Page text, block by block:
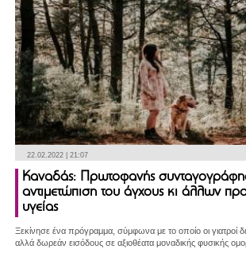
22.02.2022 | 21:07
Καναδάς: Πρωτοφανής
αντιμετώπιση του άγχους κι άλλων
υγείας
Ξεκίνησε ένα πρόγραμμα, σύμφωνα με το οποίο οι γιατροί
αλλά δωρεάν εισόδους σε αξιοθέατα μοναδικής φυσικής